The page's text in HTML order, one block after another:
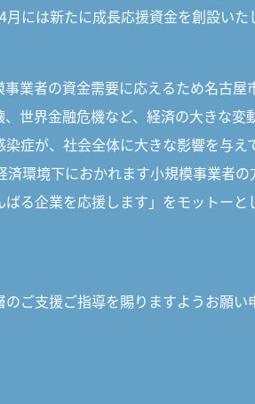
には新たに成長応援資金を創設いた
業者の資金需要に応えるため名古屋
世界金融危機など、経済の大きな変
症が、社会全体に大きな影響を与
済環境下におかれます小規模事業者
る企業を応援します」をモットー
ご支援ご指導を賜りますようお願い